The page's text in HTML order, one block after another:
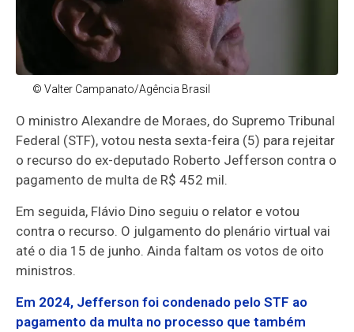
© Valter Campanato/Agência Brasil
O ministro Alexandre de Moraes, do Supremo Tribunal
Federal (STF), votou nesta sexta-feira (5) para rejeitar
o recurso do ex-deputado Roberto Jefferson contra o
pagamento de multa de R$ 452 mil.
Em seguida, Flávio Dino seguiu o relator e votou
contra o recurso. O julgamento do plenário virtual vai
até o dia 15 de junho. Ainda faltam os votos de oito
ministros.
Em 2024, Jefferson foi condenado pelo STF ao
pagamento da multa no processo que também